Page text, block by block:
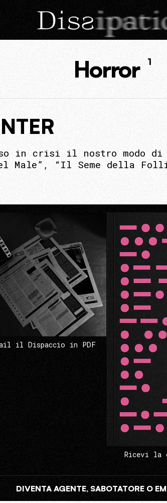
Horror 1
in crisi il nostro modo
Male”, “Il Seme della
il Dispaccio in PDF
Ricevi la
DIVENTA AGENTE, SABOTATORE O